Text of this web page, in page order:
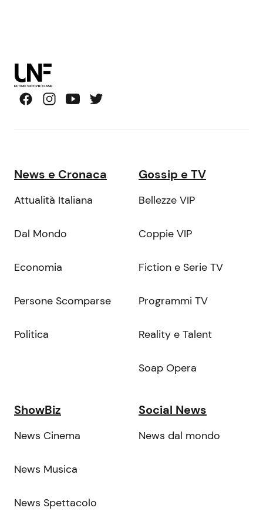
News e Cronaca
Attualità Italiana
Dal Mondo
Economia
Persone Scomparse
Politica
Gossip e TV
Bellezze VIP
Coppie VIP
Fiction e Serie TV
Programmi TV
Reality e Talent
Soap Opera
ShowBiz
News Cinema
News Musica
News Spettacolo
Social News
News dal mondo